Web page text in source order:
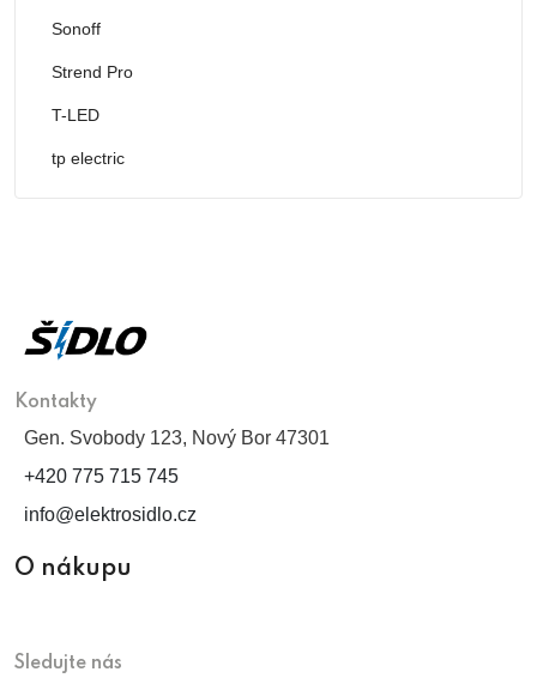
Sonoff
Strend Pro
T-LED
tp electric
Kontakty
Gen. Svobody 123, Nový Bor 47301
+420 775 715 745
info@elektrosidlo.cz
O nákupu
Sledujte nás